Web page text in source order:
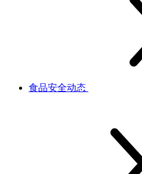
食品安全动态